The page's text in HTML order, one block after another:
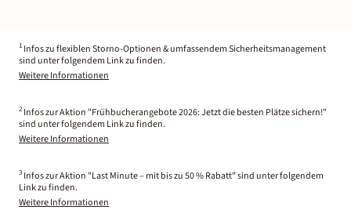
1 Infos zu flexiblen Storno-Optionen & umfassendem Sicherheitsmanagement
sind unter folgendem Link zu finden.
Weitere Informationen
2 Infos zur Aktion "Frühbucherangebote 2026: Jetzt die besten Plätze sichern!"
sind unter folgendem Link zu finden.
Weitere Informationen
3 Infos zur Aktion "Last Minute – mit bis zu 50 % Rabatt" sind unter folgendem
Link zu finden.
Weitere Informationen